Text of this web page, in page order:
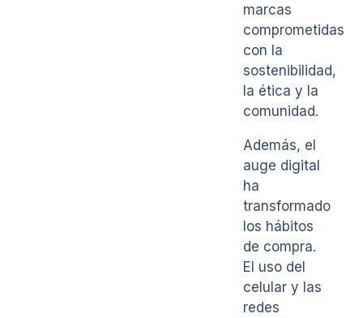
marcas
comprometidas
con la
sostenibilidad,
la ética y la
comunidad.
Además, el
auge digital
ha
transformado
los hábitos
de compra.
El uso del
celular y las
redes